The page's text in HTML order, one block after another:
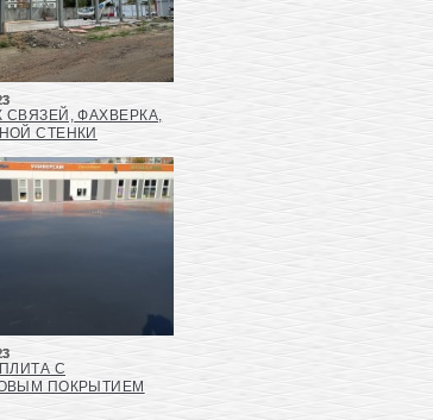
ФАХВЕРКА,
СТЕНКИ
С
ПОКРЫТИЕМ